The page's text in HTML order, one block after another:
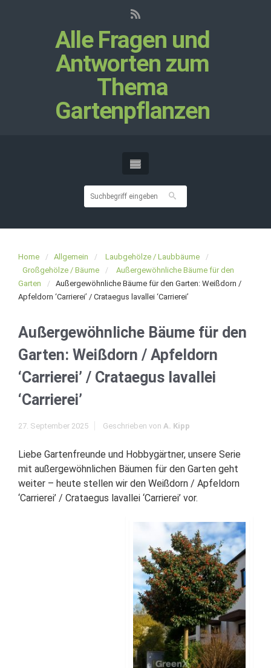
Alle Fragen und
Antworten zum
Thema
Gartenpflanzen
Home Allgemein
Laubgehölze / Laubbäume
Großgehölze / Bäume
Außergewöhnliche Bäume für den
Garten
Außergewöhnliche Bäume für den Garten: Weißdorn /
Apfeldorn ‘Carrierei’ / Crataegus lavallei ‘Carrierei’
Außergewöhnliche Bäume für den
Garten: Weißdorn / Apfeldorn
‘Carrierei’ / Crataegus lavallei
‘Carrierei’
27. September 2025 Geschrieben von A. Kipp
Liebe Gartenfreunde und Hobbygärtner, unsere Serie
mit außergewöhnlichen Bäumen für den Garten geht
weiter – heute stellen wir den Weißdorn / Apfeldorn
‘Carrierei’ / Crataegus lavallei ‘Carrierei’ vor.